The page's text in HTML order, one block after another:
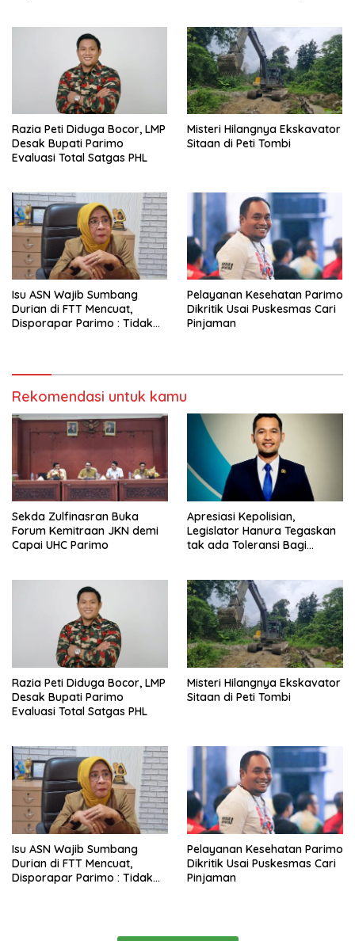
Razia Peti Diduga Bocor, LMP
Desak Bupati Parimo
Evaluasi Total Satgas PHL
Misteri Hilangnya Ekskavator
Sitaan di Peti Tombi
Isu ASN Wajib Sumbang
Durian di FTT Mencuat,
Disporapar Parimo : Tidak
Pelayanan Kesehatan Parimo
Dikritik Usai Puskesmas Cari
Pinjaman
Rekomendasi untuk kamu
Sekda Zulfinasran Buka
Forum Kemitraan JKN demi
Capai UHC Parimo
Apresiasi Kepolisian,
Legislator Hanura Tegaskan
tak ada Toleransi Bagi
Razia Peti Diduga Bocor, LMP
Desak Bupati Parimo
Evaluasi Total Satgas PHL
Misteri Hilangnya Ekskavator
Sitaan di Peti Tombi
Isu ASN Wajib Sumbang
Durian di FTT Mencuat,
Disporapar Parimo : Tidak
Pelayanan Kesehatan Parimo
Dikritik Usai Puskesmas Cari
Pinjaman